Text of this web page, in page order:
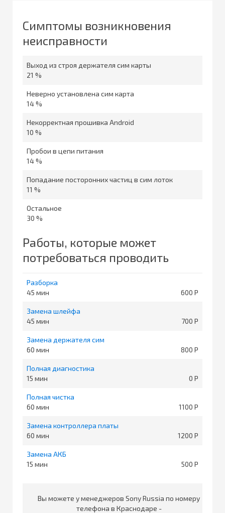
Симптомы возникновения
неисправности
Выход из строя держателя сим карты
21 %
Неверно установлена сим карта
14 %
Некорректная прошивка Android
10 %
Пробои в цепи питания
14 %
Попадание посторонних частиц в сим лоток
11 %
Остальное
30 %
Работы, которые может
потребоваться проводить
Разборка
45
600
Замена шлейфа
45
700
Замена держателя сим
60
800
Полная диагностика
15
0
Полная чистка
60
1100
Замена контроллера платы
60
1200
Замена АКБ
15
500
Вы можете у менеджеров Sony Russia по номеру
телефона в Краснодаре -